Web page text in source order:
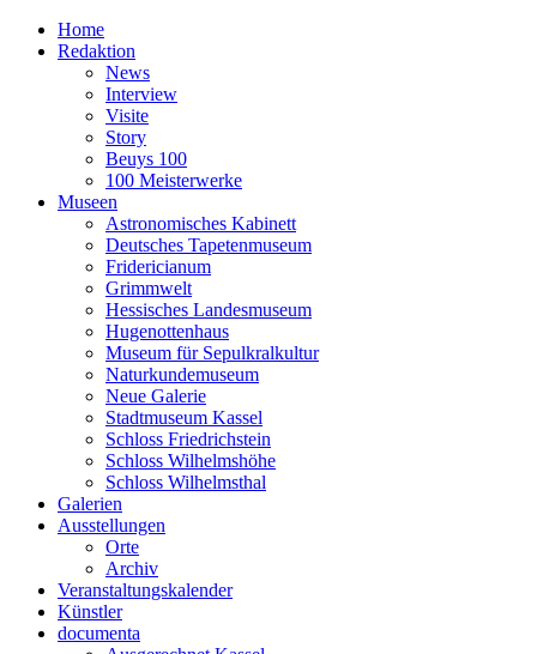
Home
Redak­ti­on
News
Inter­view
Visi­te
Sto­ry
Beuys 100
100 Meis­ter­wer­ke
Muse­en
Astro­no­mi­sches Kabinett
Deut­sches Tapetenmuseum
Fri­de­ri­cia­num
Grimm­welt
Hes­si­sches Landesmuseum
Huge­not­ten­haus
Muse­um für Sepulkralkultur
Natur­kun­de­mu­se­um
Neue Gale­rie
Stadt­mu­se­um Kassel
Schloss Fried­rich­stein
Schloss Wil­helms­hö­he
Schloss Wil­helms­thal
Gale­rien
Aus­stel­lun­gen
Orte
Archiv
Ver­an­stal­tungs­ka­len­der
Künst­ler
docu­men­ta